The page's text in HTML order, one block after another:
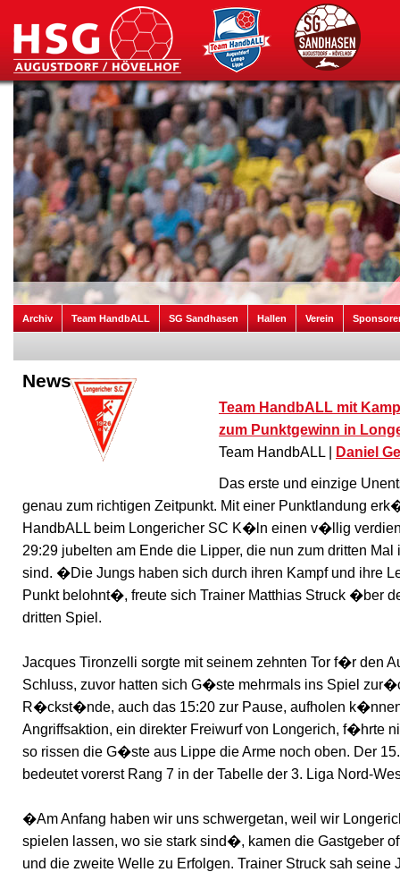
Archiv Team HandbALL SG Sandhasen Hallen Verein
News
Team HandbALL mit
zum Punktgewinn in
Team HandbALL | Daniel
Das erste und einzige
genau zum richtigen Zeitpunkt. Mit einer Punktlandung
HandbALL beim Longericher SC K�ln einen v�llig
29:29 jubelten am Ende die Lipper, die nun zum dritten
sind. �Die Jungs haben sich durch ihren Kampf und ihre
Punkt belohnt�, freute sich Trainer Matthias Struck �ber
dritten Spiel.
Jacques Tironzelli sorgte mit seinem zehnten Tor f�r den
Schluss, zuvor hatten sich G�ste mehrmals ins Spiel
R�ckst�nde, auch das 15:20 zur Pause, aufholen
Angriffsaktion, ein direkter Freiwurf von Longerich, f�hrte
so rissen die G�ste aus Lippe die Arme noch oben. Der
bedeutet vorerst Rang 7 in der Tabelle der 3. Liga Nord-
�Am Anfang haben wir uns schwergetan, weil wir
spielen lassen, wo sie stark sind�, kamen die
und die zweite Welle zu Erfolgen. Trainer Struck sah seine